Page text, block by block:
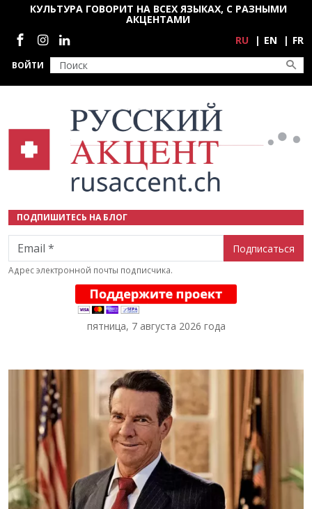
Перейти к основному содержанию
ВОЙТИ
КУЛЬТУРА ГОВОРИТ НА ВСЕХ ЯЗЫКАХ, С РАЗНЫМИ
АКЦЕНТАМИ
Социальные сети
RU EN FR
ПОДПИШИТЕСЬ НА БЛОГ
Email
Адрес электронной почты подписчика.
пятница, 7 августа 2026 года